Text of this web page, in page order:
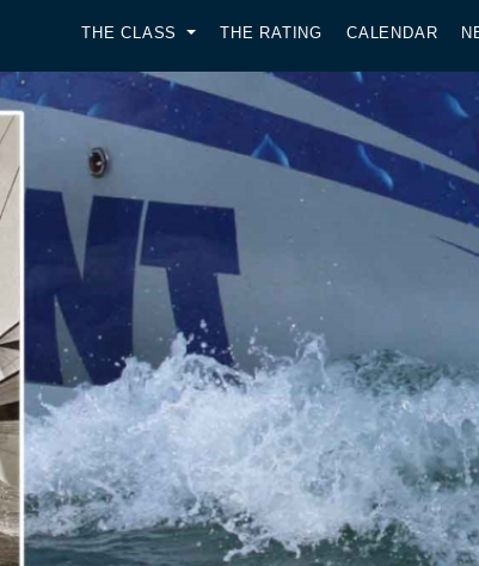
THE CLASS THE RATING CALENDAR